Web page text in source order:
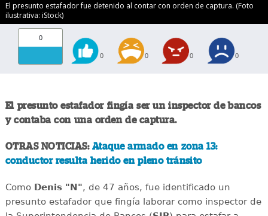
El presunto estafador fue detenido al contar con orden de captura. (Foto
ilustrativa: iStock)
0
0 0 0 0
El presunto estafador fingía ser un inspector de bancos
y contaba con una orden de captura.
OTRAS NOTICIAS: Ataque armado en zona 13:
conductor resulta herido en pleno tránsito
Como Denis "N", de 47 años, fue identificado un
presunto estafador que fingía laborar como inspector de